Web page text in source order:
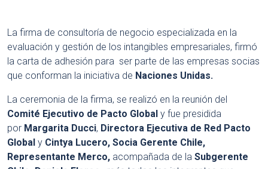
La firma de consultoría de negocio especializada en la
evaluación y gestión de los intangibles empresariales, firmó
la carta de adhesión para ser parte de las empresas socias
que conforman la iniciativa de Naciones Unidas.
La ceremonia de la firma, se realizó en la reunión del
Comité Ejecutivo de Pacto Global y fue presidida
por Margarita Ducci, Directora Ejecutiva de Red Pacto
Global y Cintya Lucero, Socia Gerente Chile,
Representante Merco, acompañada de la Subgerente